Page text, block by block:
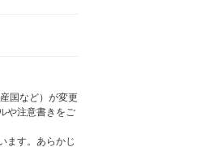
国など）が変更
や注意書きをご
ます。あらかじ